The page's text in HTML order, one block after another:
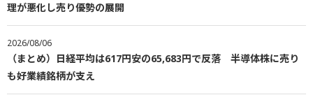
理が悪化し売り優勢の展開
2026/08/06
（まとめ）日経平均は617円安の65,683円で反落 半導体株に売り
も好業績銘柄が支え